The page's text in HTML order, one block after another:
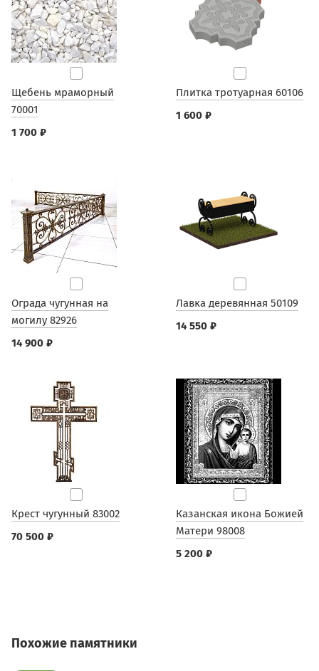
Щебень мраморный
70001
1 700 ₽
Плитка тротуарная 60106
1 600 ₽
Ограда чугунная на
могилу 82926
14 900 ₽
Лавка деревянная 50109
14 550 ₽
Крест чугунный 83002
70 500 ₽
Казанская икона Божией
Матери 98008
5 200 ₽
Похожие памятники